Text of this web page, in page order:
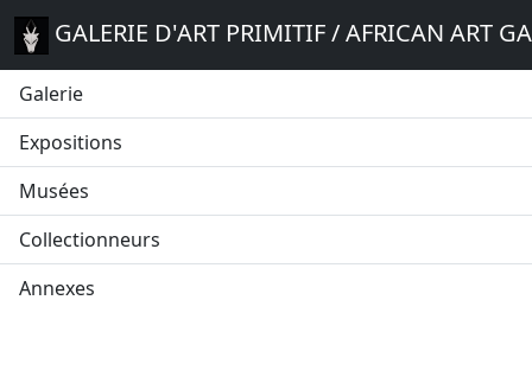
GALERIE D'ART PRIMITIF / AFRICAN ART
Galerie
Expositions
Musées
Collectionneurs
Annexes